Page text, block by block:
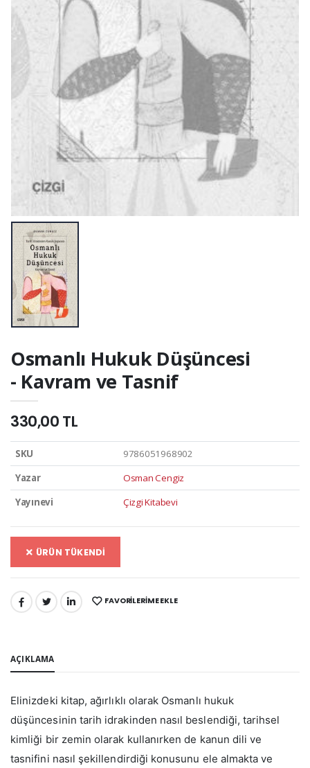
Osmanlı Hukuk Düşüncesi
- Kavram ve Tasnif
330,00 TL
SKU
9786051968902
Yazar
Osman Cengiz
Yayınevi
Çizgi Kitabevi
ÜRÜN TÜKENDİ
PAYLAŞ: FAVORILERIME EKLE
AÇIKLAMA
Elinizdeki kitap, ağırlıklı olarak Osmanlı hukuk
düşüncesinin tarih idrakinden nasıl beslendiği, tarihsel
kimliği bir zemin olarak kullanırken de kanun dili ve
tasnifini nasıl şekillendirdiği konusunu ele almakta ve